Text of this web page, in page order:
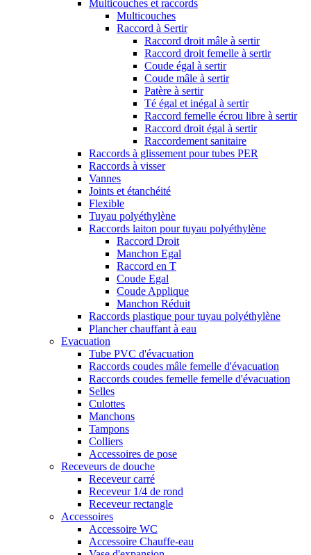
Multicouches et raccords
Multicouches
Raccord à Sertir
Raccord droit mâle à sertir
Raccord droit femelle à sertir
Coude égal à sertir
Coude mâle à sertir
Patère à sertir
Té égal et inégal à sertir
Raccord femelle écrou libre à sertir
Raccord droit égal à sertir
Raccordement sanitaire
Raccords à glissement pour tubes PER
Raccords à visser
Vannes
Joints et étanchéité
Flexible
Tuyau polyéthylène
Raccords laiton pour tuyau polyéthylène
Raccord Droit
Manchon Egal
Raccord en T
Coude Egal
Coude Applique
Manchon Réduit
Raccords plastique pour tuyau polyéthylène
Plancher chauffant à eau
Evacuation
Tube PVC d'évacuation
Raccords coudes mâle femelle d'évacuation
Raccords coudes femelle femelle d'évacuation
Selles
Culottes
Manchons
Tampons
Colliers
Accessoires de pose
Receveurs de douche
Receveur carré
Receveur 1/4 de rond
Receveur rectangle
Accessoires
Accessoire WC
Accessoire Chauffe-eau